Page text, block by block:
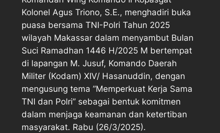
Kolonel Agus Triono, S.E., menghadiri buka
puasa bersama TNI-Polri Tahun 2025
wilayah Makassar dalam menyambut Bulan
Suci Ramadhan 1446 H/2025 M bertempat
di lapangan M. Jusuf, Komando Daerah
Militer (Kodam) XIV/ Hasanuddin, dengan
mengusung tema ”Memperkuat Kerja Sama
TNI dan Polri” sebagai bentuk komitmen
dalam menjaga keamanan dan ketertiban
masyarakat. Rabu (26/3/2025).